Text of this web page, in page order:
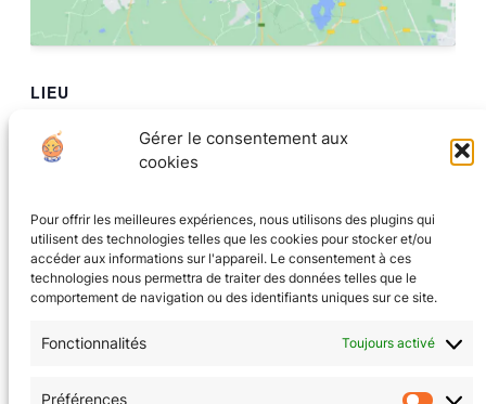
Gérer le consentement aux
cookies
Pour offrir les meilleures expériences, nous utilisons des plugins qui
utilisent des technologies telles que les cookies pour stocker et/ou
accéder aux informations sur l'appareil. Le consentement à ces
technologies nous permettra de traiter des données telles que le
comportement de navigation ou des identifiants uniques sur ce site.
Fonctionnalités Toujours activé
Préférences
LIEU
8 rue Ampère
38000 France
Soirée Tichu JDR avec l’ALEG thème Star Wars